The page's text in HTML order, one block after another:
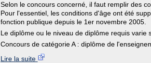
Selon le concours concerné, il faut remplir des
Pour l'essentiel, les conditions d'âge ont été
fonction publique depuis le 1er novembre 2005.
Le diplôme ou le niveau de diplôme requis varie
Concours de catégorie A : diplôme de
Lire la suite